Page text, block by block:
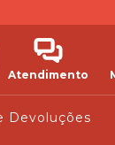
Atendimento
Devoluções